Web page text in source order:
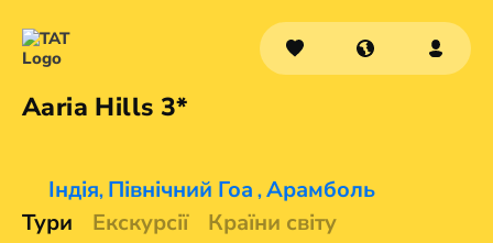
Aaria Hills 3*
Індія, Північний Гоа , Арамболь
Тури
Екскурсії Країни світу